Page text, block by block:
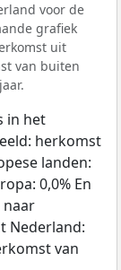
voor de
grafiek
uit
van buiten
in het
herkomst
landen:
0,0% En
naar
Nederland:
van